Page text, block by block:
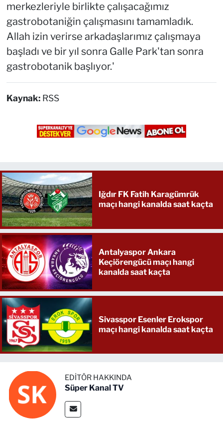
merkezleriyle birlikte çalışacağımız
gastrobotaniğin çalışmasını tamamladık.
Allah izin verirse arkadaşlarımız çalışmaya
başladı ve bir yıl sonra Galle Park'tan sonra
gastrobotanik başlıyor.'
Kaynak: RSS
Iğdır FK Fatih Karagümrük
maçı hangi kanalda saat kaçta
Antalyaspor Ankara
Keçiörengücü maçı hangi
kanalda saat kaçta
Sivasspor Esenler Erokspor
maçı hangi kanalda saat kaçta
EDITÖR HAKKINDA
Süper Kanal TV